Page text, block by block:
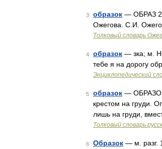
3 образок — ОБРАЗ 2,
Ожегова. С.И.
Толковый словарь
4 образок — зка; м.
тебе я на дорогу
Энциклопедический
5 образок —
крестом на груди.
лишь на груди,
Толковый словарь
6 Образок — м. разг.